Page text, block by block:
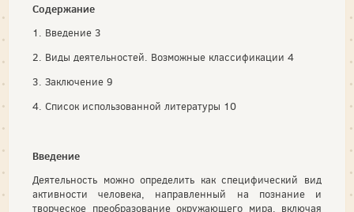
Содержание
1. Введение 3
2. Виды деятельностей. Возможные классификации 4
3. Заключение 9
4. Список использованной литературы 10
Введение
Деятельность можно определить как специфический вид
активности человека, направленный на познание и
творческое преобразование окружающего мира, включая